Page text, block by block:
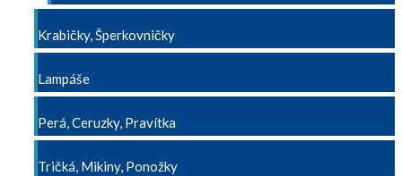
Krabičky, Šperkovničky
Lampáše
Perá, Ceruzky, Pravítka
Tričká, Mikiny, Ponožky